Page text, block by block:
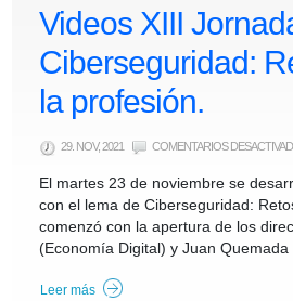
Videos XIII
Ciberseguridad:
la profesión.
29. NOV, 2021 COMENTARIOS
El martes 23 de noviembre se
con el lema de Ciberseguridad:
comenzó con la apertura de los
(Economía Digital) y Juan
Leer más